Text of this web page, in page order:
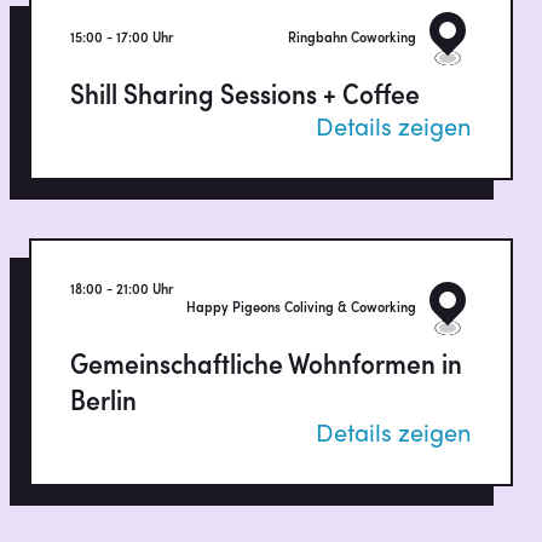
15:00 - 17:00 Uhr Ringbahn Coworking
Shill Sharing Sessions + Coffee
Details zeigen
Event findet auf Englisch statt
Sprache:English Event-Seite Space-Homepage
18:00 - 21:00 Uhr
Happy Pigeons Coliving & Coworking
Gemeinschaftliche Wohnformen in
Berlin
Details zeigen
Podiumsdiskussion über verschiedene